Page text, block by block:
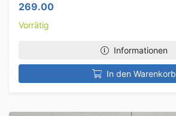
269.00
Vorrätig
Informationen
In den Warenkorb